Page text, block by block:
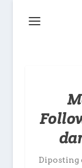
Diposting